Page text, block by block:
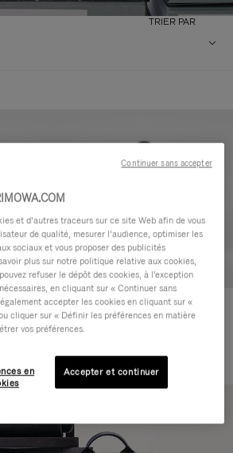
TRIER PAR
de
Never Still - Cuir Grand Sac à
dos à rabat
et d’autres traceurs sur ce site Web afin de vous
de qualité, mesurer l’audience, optimiser les
sociaux et vous proposer des publicités
plus sur notre politique relative aux cookies,
refuser le dépôt des cookies, à l'exception
en cliquant sur « Continuer sans
accepter les cookies en cliquant sur «
cliquer sur « Définir les préférences en matière
vos préférences.
en
Accepter et continuer
Continuer sans accepter